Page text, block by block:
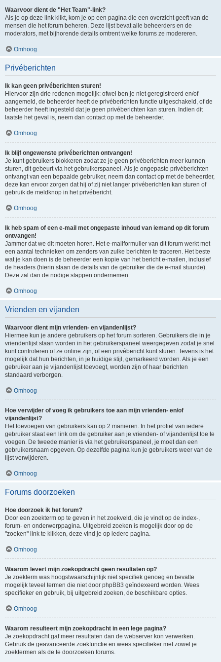
Waarvoor dient de "Het Team"-link?
Als je op deze link klikt, kom je op een pagina die een overzicht geeft van de
mensen die het forum beheren. Deze lijst bevat alle beheerders en de
moderators, met bijhorende details omtrent welke forums ze modereren.
Omhoog
Privéberichten
Ik kan geen privéberichten sturen!
Hiervoor zijn drie redenen mogelijk: ofwel ben je niet geregistreerd en/of
aangemeld, de beheerder heeft de privéberichten functie uitgeschakeld, of de
beheerder heeft ingesteld dat je geen privéberichten kan sturen. Indien dit
laatste het geval is, neem dan contact op met de beheerder.
Omhoog
Ik blijf ongewenste privéberichten ontvangen!
Je kunt gebruikers blokkeren zodat ze je geen privéberichten meer kunnen
sturen, dit gebeurt via het gebruikerspaneel. Als je ongepaste privéberichten
ontvangt van een bepaalde gebruiker, neem dan contact op met de beheerder,
deze kan ervoor zorgen dat hij of zij niet langer privéberichten kan sturen of
gebruik de meldknop in het privébericht.
Omhoog
Ik heb spam of een e-mail met ongepaste inhoud van iemand op dit forum
ontvangen!
Jammer dat we dit moeten horen. Het e-mailformulier van dit forum werkt met
een aantal technieken om zenders van zulke berichten te traceren. Het beste
wat je kan doen is de beheerder een kopie van het bericht e-mailen, inclusief
de headers (hierin staan de details van de gebruiker die de e-mail stuurde).
Deze zal dan de nodige stappen ondernemen.
Omhoog
Vrienden en vijanden
Waarvoor dient mijn vrienden- en vijandenlijst?
Hiermee kun je andere gebruikers op het forum sorteren. Gebruikers die in je
vriendenlijst staan worden in het gebruikerspaneel weergegeven zodat je snel
kunt controleren of ze online zijn, of een privébericht kunt sturen. Tevens is het
mogelijk dat hun berichten, in je huidige stijl, gemarkeerd worden. Als je een
gebruiker aan je vijandenlijst toevoegt, worden zijn of haar berichten
standaard verborgen.
Omhoog
Hoe verwijder of voeg ik gebruikers toe aan mijn vrienden- en/of
vijandenlijst?
Het toevoegen van gebruikers kan op 2 manieren. In het profiel van iedere
gebruiker staat een link om de gebruiker aan je vrienden- of vijandenlijst toe te
voegen. De tweede manier is via het gebruikerspaneel, je moet dan een
gebruikersnaam opgeven. Op dezelfde pagina kun je gebruikers weer van de
lijst verwijderen.
Omhoog
Forums doorzoeken
Hoe doorzoek ik het forum?
Door een zoekterm op te geven in het zoekveld, die je vindt op de index-,
forum- en onderwerppagina. Uitgebreid zoeken is mogelijk door op de
"zoeken" link te klikken, deze vind je op iedere pagina.
Omhoog
Waarom levert mijn zoekopdracht geen resultaten op?
Je zoekterm was hoogstwaarschijnlijk niet specifiek genoeg en bevatte
mogelijk teveel termen die niet door phpBB3 geïndexeerd worden. Wees
specifieker en gebruik, bij uitgebreid zoeken, de beschikbare opties.
Omhoog
Waarom resulteert mijn zoekopdracht in een lege pagina?
Je zoekopdracht gaf meer resultaten dan de webserver kon verwerken.
Gebruik de geavanceerde zoekfunctie en wees specifieker met zowel je
zoektermen als de te doorzoeken forums.